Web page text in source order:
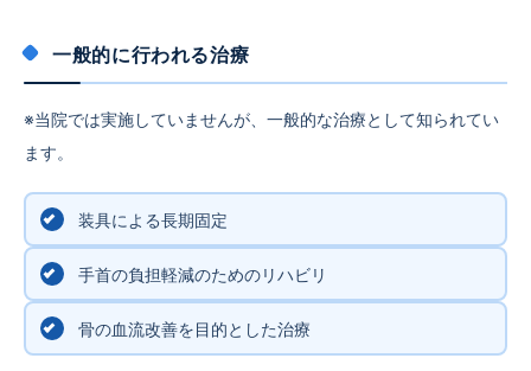
一般的に行われる治療
※当院では実施していませんが、一般的な治療として知られてい
ます。
装具による長期固定
手首の負担軽減のためのリハビリ
骨の血流改善を目的とした治療